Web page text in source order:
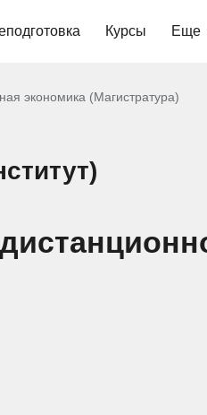
Курсы Еще
экономика (Магистратура)